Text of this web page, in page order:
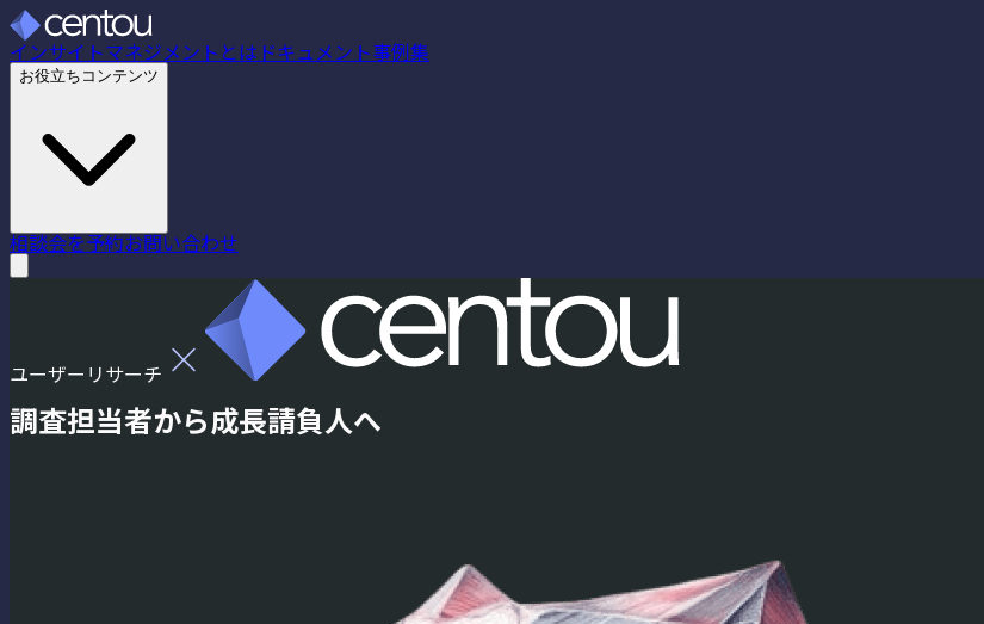
インサイトマネジメントとは ドキュメント事例集
お役立ちコンテンツ
相談会を予約お問い合わせ
ユーザーリサーチ
調査担当者から成長請負人へ